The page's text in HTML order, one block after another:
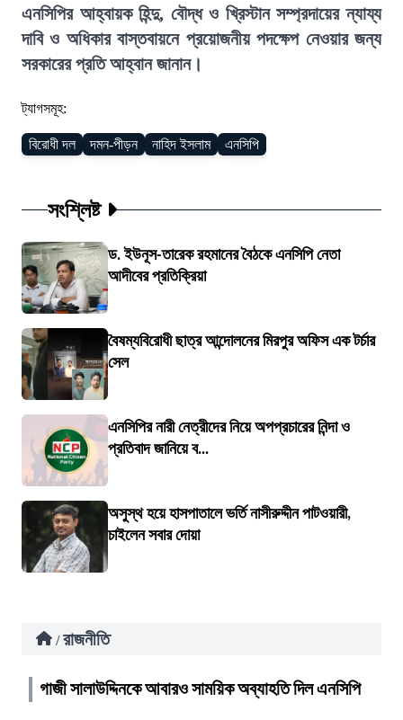
এনসিপির আহ্বায়ক হিন্দু, বৌদ্ধ ও খ্রিস্টান সম্প্রদায়ের ন্যায্য
দাবি ও অধিকার বাস্তবায়নে প্রয়োজনীয় পদক্ষেপ নেওয়ার জন্য
সরকারের প্রতি আহ্বান জানান।
ট্যাগসমূহ:
বিরোধী দল দমন-পীড়ন নাহিদ ইসলাম এনসিপি
সংশ্লিষ্ট
ড. ইউনূস-তারেক রহমানের বৈঠকে এনসিপি নেতা
আদীবের প্রতিক্রিয়া
বৈষম্যবিরোধী ছাত্র আন্দোলনের মিরপুর অফিস এক টর্চার
সেল
এনসিপির নারী নেত্রীদের নিয়ে অপপ্রচারের নিন্দা ও
প্রতিবাদ জানিয়ে ব...
অসুস্থ হয়ে হাসপাতালে ভর্তি নাসীরুদ্দীন পাটওয়ারী,
চাইলেন সবার দোয়া
/ রাজনীতি
গাজী সালাউদ্দিনকে আবারও সাময়িক অব্যাহতি দিল এনসিপি